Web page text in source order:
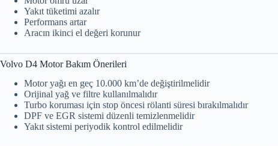
Yakıt tüketimi azalır
Performans artar
Aracın ikinci el değeri korunur
Volvo D4 Motor Bakım Önerileri
Motor yağı en geç 10.000 km’de değiştirilmelidir
Orijinal yağ ve filtre kullanılmalıdır
Turbo koruması için stop öncesi rölanti süresi bırakılmalıdır
DPF ve EGR sistemi düzenli temizlenmelidir
Yakıt sistemi periyodik kontrol edilmelidir